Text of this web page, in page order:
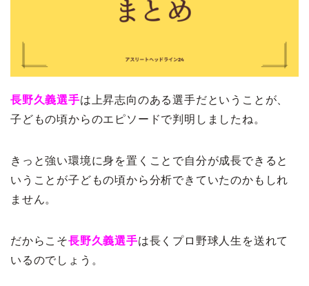
長野久義選手は上昇志向のある選手だということが、
子どもの頃からのエピソードで判明しましたね。
きっと強い環境に身を置くことで自分が成長できると
いうことが子どもの頃から分析できていたのかもしれ
ません。
だからこそ長野久義選手は長くプロ野球人生を送れて
いるのでしょう。